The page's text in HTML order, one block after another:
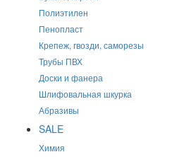
Полиэтилен
Пенопласт
Крепеж, гвозди, саморезы
Трубы ПВХ
Доски и фанера
Шлифовальная шкурка
Абразивы
SALE
Химия